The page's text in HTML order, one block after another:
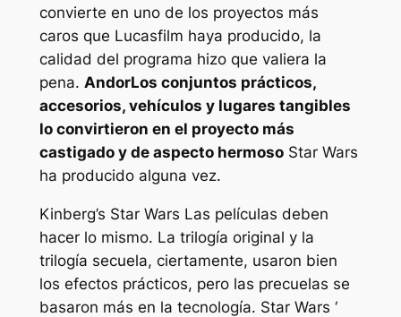
convierte en uno de los proyectos más
caros que Lucasfilm haya producido, la
calidad del programa hizo que valiera la
pena. AndorLos conjuntos prácticos,
accesorios, vehículos y lugares tangibles
lo convirtieron en el proyecto más
castigado y de aspecto hermoso Star Wars
ha producido alguna vez.
Kinberg’s Star Wars Las películas deben
hacer lo mismo. La trilogía original y la
trilogía secuela, ciertamente, usaron bien
los efectos prácticos, pero las precuelas se
basaron más en la tecnología. Star Wars ‘